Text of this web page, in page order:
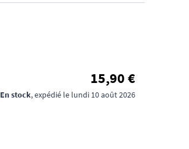
15,90 €
En stock, expédié le lundi 10 août 2026